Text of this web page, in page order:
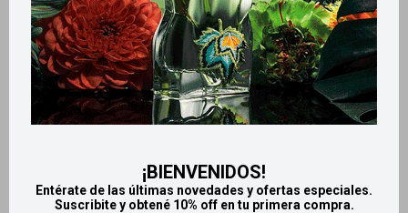
¡BIENVENIDOS!
Entérate de las últimas novedades y ofertas especiales.
Suscribite y obtené 10% off en tu primera compra.
Llega HOY LlegaHOY